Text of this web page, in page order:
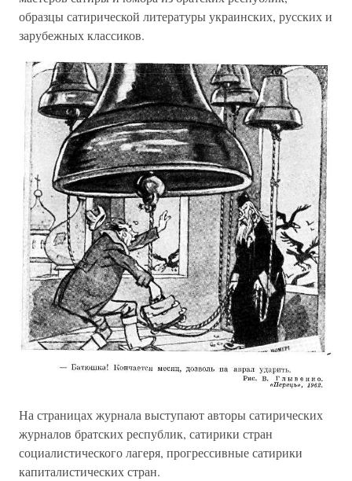
образцы сатирической литературы украинских, русских и
зарубежных классиков.
На страницах журнала выступают авторы сатирических
журналов братских республик, сатирики стран
социалистического лагеря, прогрессивные сатирики
капиталистических стран.